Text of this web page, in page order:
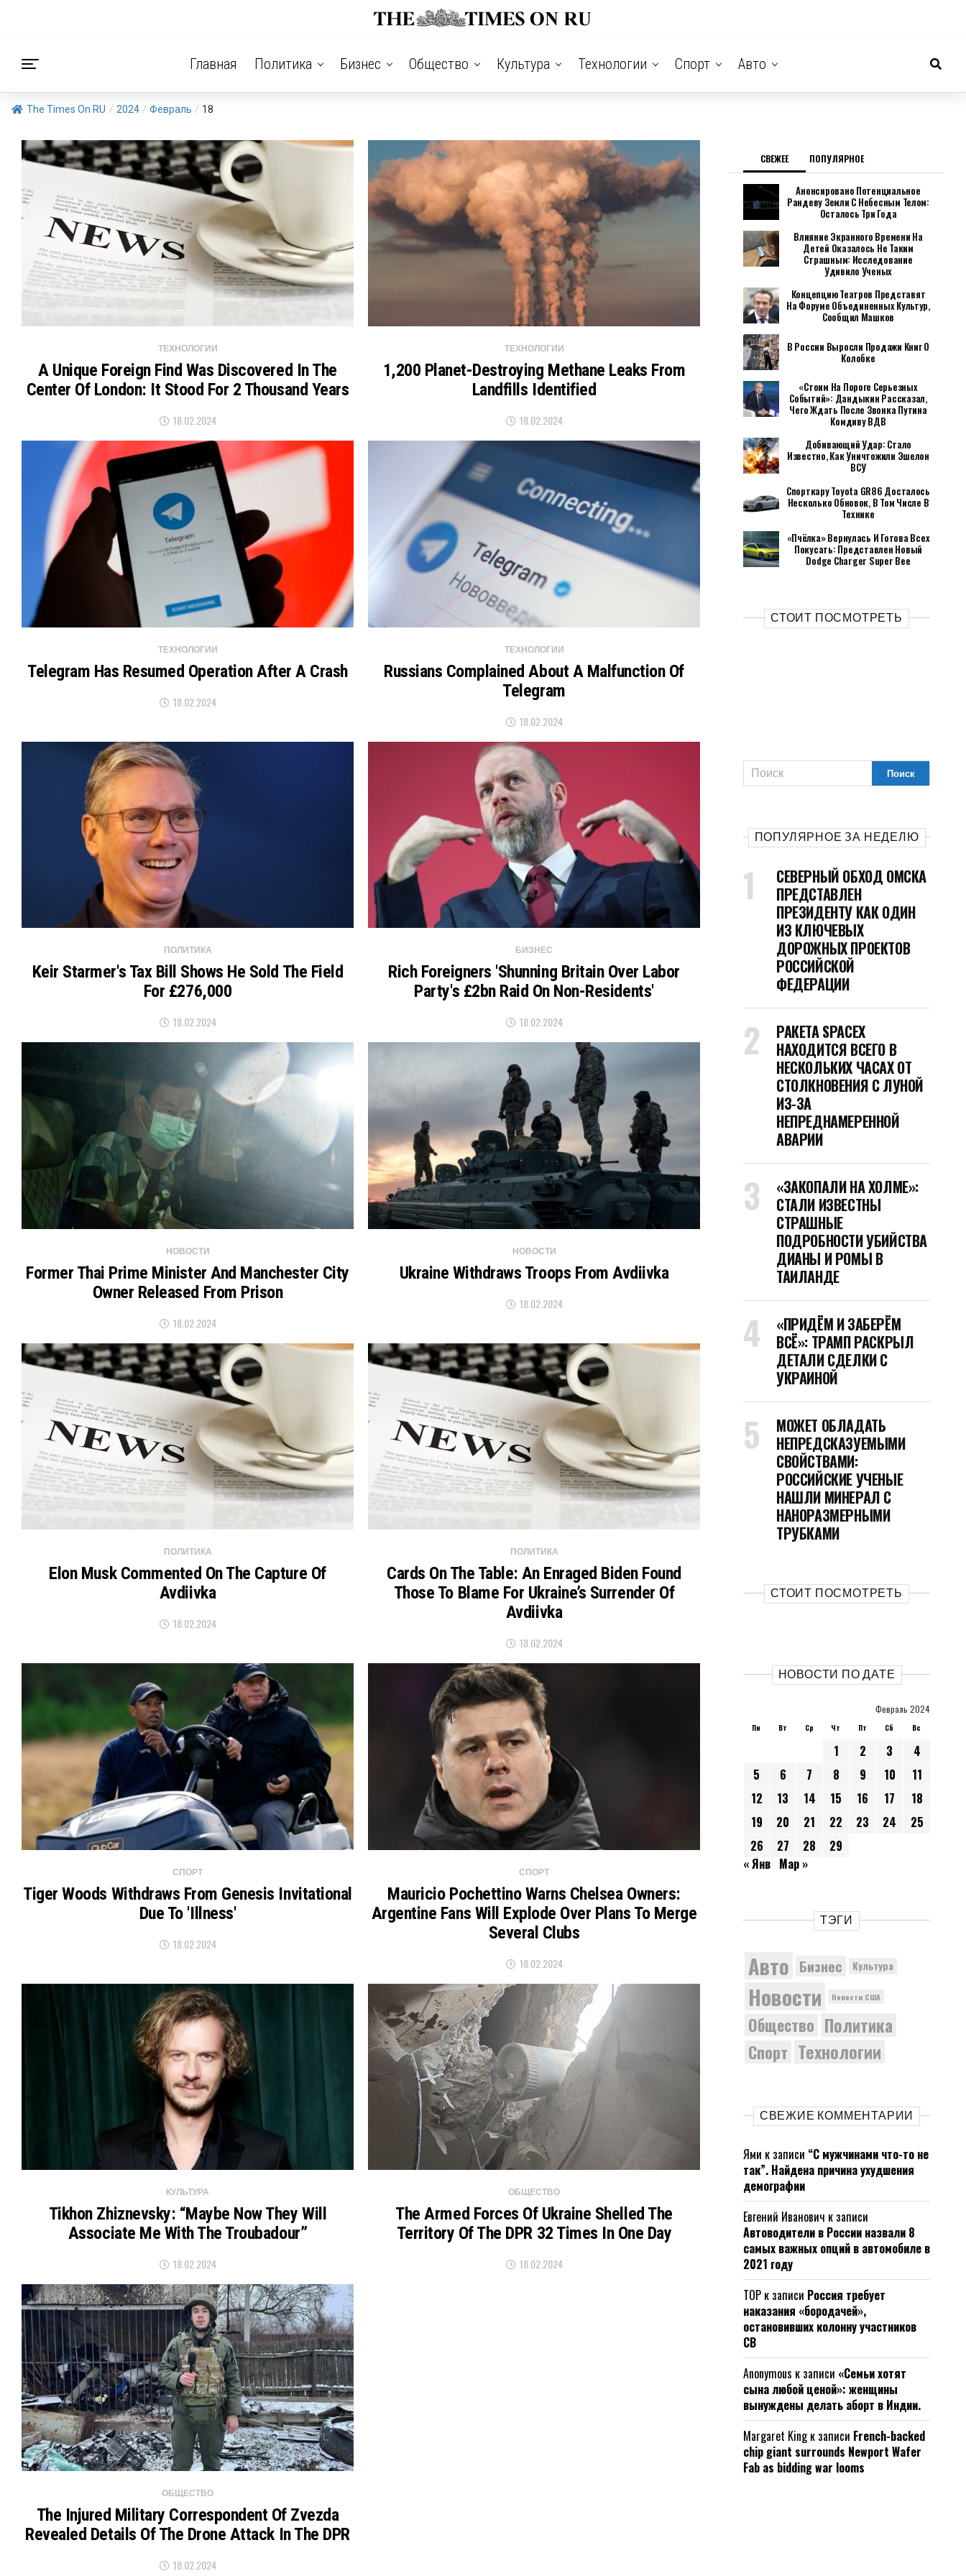
Главная Политика Бизнес Общество Культура Технологии Спорт Авто
The Times On RU / 2024 / Февраль / 18
ТЕХНОЛОГИИ
A Unique Foreign Find Was Discovered In The
Center Of London: It Stood For 2 Thousand Years
18.02.2024
ТЕХНОЛОГИИ
1,200 Planet-Destroying Methane Leaks From
Landfills Identified
18.02.2024
ТЕХНОЛОГИИ
Telegram Has Resumed Operation After A Crash
18.02.2024
ТЕХНОЛОГИИ
Russians Complained About A Malfunction Of
Telegram
18.02.2024
ПОЛИТИКА
Keir Starmer's Tax Bill Shows He Sold The Field
For £276,000
18.02.2024
БИЗНЕС
Rich Foreigners 'shunning Britain Over Labor
Party's £2bn Raid On Non-Residents'
18.02.2024
НОВОСТИ
Former Thai Prime Minister And Manchester City
Owner Released From Prison
18.02.2024
НОВОСТИ
Ukraine Withdraws Troops From Avdiivka
18.02.2024
ПОЛИТИКА
Elon Musk Commented On The Capture Of
Avdiivka
18.02.2024
ПОЛИТИКА
Cards On The Table: An Enraged Biden Found
Those To Blame For Ukraine’s Surrender Of
Avdiivka
18.02.2024
СПОРТ
Tiger Woods Withdraws From Genesis Invitational
Due To 'Illness'
18.02.2024
СПОРТ
Mauricio Pochettino Warns Chelsea Owners:
Argentine Fans Will Explode Over Plans To Merge
Several Clubs
18.02.2024
КУЛЬТУРА
Tikhon Zhiznevsky: “Maybe Now They Will
Associate Me With The Troubadour”
18.02.2024
ОБЩЕСТВО
The Armed Forces Of Ukraine Shelled The
Territory Of The DPR 32 Times In One Day
18.02.2024
ОБЩЕСТВО
The Injured Military Correspondent Of Zvezda
Revealed Details Of The Drone Attack In The DPR
18.02.2024
СВЕЖЕЕ ПОПУЛЯРНОЕ
Анонсировано Потенциальное
Рандеву Земли С Небесным Телом:
Осталось Три Года
Влияние Экранного Времени На
Детей Оказалось Не Таким
Страшным: Исследование
Удивило Ученых
Концепцию Театров Представят
На Форуме Объединенных Культур,
Сообщил Машков
В России Выросли Продажи Книг О
Колобке
«Стоим На Пороге Серьезных
Событий»: Дандыкин Рассказал,
Чего Ждать После Звонка Путина
Комдиву ВДВ
Добивающий Удар: Стало
Известно, Как Уничтожили Эшелон
ВСУ
Спорткару Toyota GR86 Досталось
Несколько Обновок, В Том Числе В
Технике
«Пчёлка» Вернулась И Готова Всех
Покусать: Представлен Новый
Dodge Charger Super Bee
СТОИТ ПОСМОТРЕТЬ
ПОПУЛЯРНОЕ ЗА НЕДЕЛЮ
СЕВЕРНЫЙ ОБХОД ОМСКА
ПРЕДСТАВЛЕН
ПРЕЗИДЕНТУ КАК ОДИН
ИЗ КЛЮЧЕВЫХ
ДОРОЖНЫХ ПРОЕКТОВ
РОССИЙСКОЙ
ФЕДЕРАЦИИ
РАКЕТА SPACEX
НАХОДИТСЯ ВСЕГО В
НЕСКОЛЬКИХ ЧАСАХ ОТ
СТОЛКНОВЕНИЯ С ЛУНОЙ
ИЗ-ЗА
НЕПРЕДНАМЕРЕННОЙ
АВАРИИ
«ЗАКОПАЛИ НА ХОЛМЕ»:
СТАЛИ ИЗВЕСТНЫ
СТРАШНЫЕ
ПОДРОБНОСТИ УБИЙСТВА
ДИАНЫ И РОМЫ В
ТАИЛАНДЕ
«ПРИДЁМ И ЗАБЕРЁМ
ВСЁ»: ТРАМП РАСКРЫЛ
ДЕТАЛИ СДЕЛКИ С
УКРАИНОЙ
МОЖЕТ ОБЛАДАТЬ
НЕПРЕДСКАЗУЕМЫМИ
СВОЙСТВАМИ:
РОССИЙСКИЕ УЧЕНЫЕ
НАШЛИ МИНЕРАЛ С
НАНОРАЗМЕРНЫМИ
ТРУБКАМИ
СТОИТ ПОСМОТРЕТЬ
НОВОСТИ ПО ДАТЕ
Февраль 2024
Пн Вт Ср Чт Пт Сб Вс
1 2 3
4
5
6 7 8 9 10
11
12
13 14 15 16 17
18
19
20 21 22 23 24
25
26
27 28
29
« Янв Мар »
ТЭГИ
Авто Бизнес Культура
Новости Новости США
Общество Политика
Спорт Технологии
СВЕЖИЕ КОММЕНТАРИИ
Ями к записи “С мужчинами что-то не
так”. Найдена причина ухудшения
демографии
Евгений Иванович к записи
Автоводители в России назвали 8
самых важных опций в автомобиле в
2021 году
ТОР к записи Россия требует
наказания «бородачей»,
остановивших колонну участников
СВ
Anonymous к записи «Семьи хотят
сына любой ценой»: женщины
вынуждены делать аборт в Индии.
Margaret Kingк записи French-backed
chip giant surrounds Newport Wafer
Fab as bidding war looms